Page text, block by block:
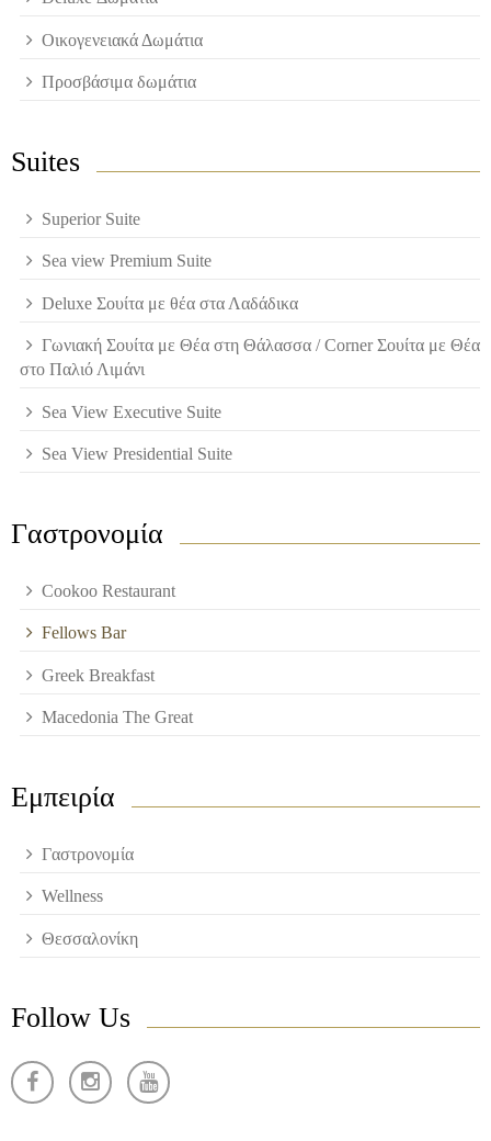
Οικογενειακά Δωμάτια
Προσβάσιμα δωμάτια
Suites
Superior Suite
Sea view Premium Suite
Deluxe Σουίτα με θέα στα Λαδάδικα
Γωνιακή Σουίτα με Θέα στη Θάλασσα / Corner Σουίτα με Θέα
στο Παλιό Λιμάνι
Sea View Executive Suite
Sea View Presidential Suite
Γαστρονομία
Cookoo Restaurant
Fellows Bar
Greek Breakfast
Macedonia The Great
Εμπειρία
Γαστρονομία
Wellness
Θεσσαλονίκη
Follow Us